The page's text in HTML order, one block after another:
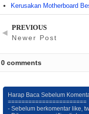
Kerusakan Motherboard
◄
PREVIOUS
Newer Post
0 comments
Harap Baca Sebelum
=======================
- Sebelum berkomentar like,